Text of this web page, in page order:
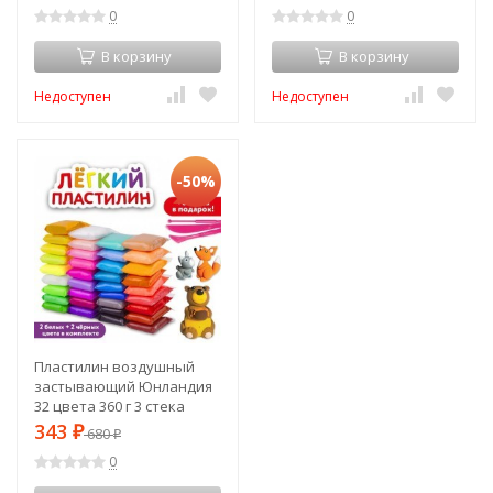
0
В корзину
Недоступен
0
В корзину
Недоступен
-50%
Пластилин воздушный
застывающий Юнландия
32 цвета 360 г 3 стека
105908 (2) (86850)
343 ₽680₽
0